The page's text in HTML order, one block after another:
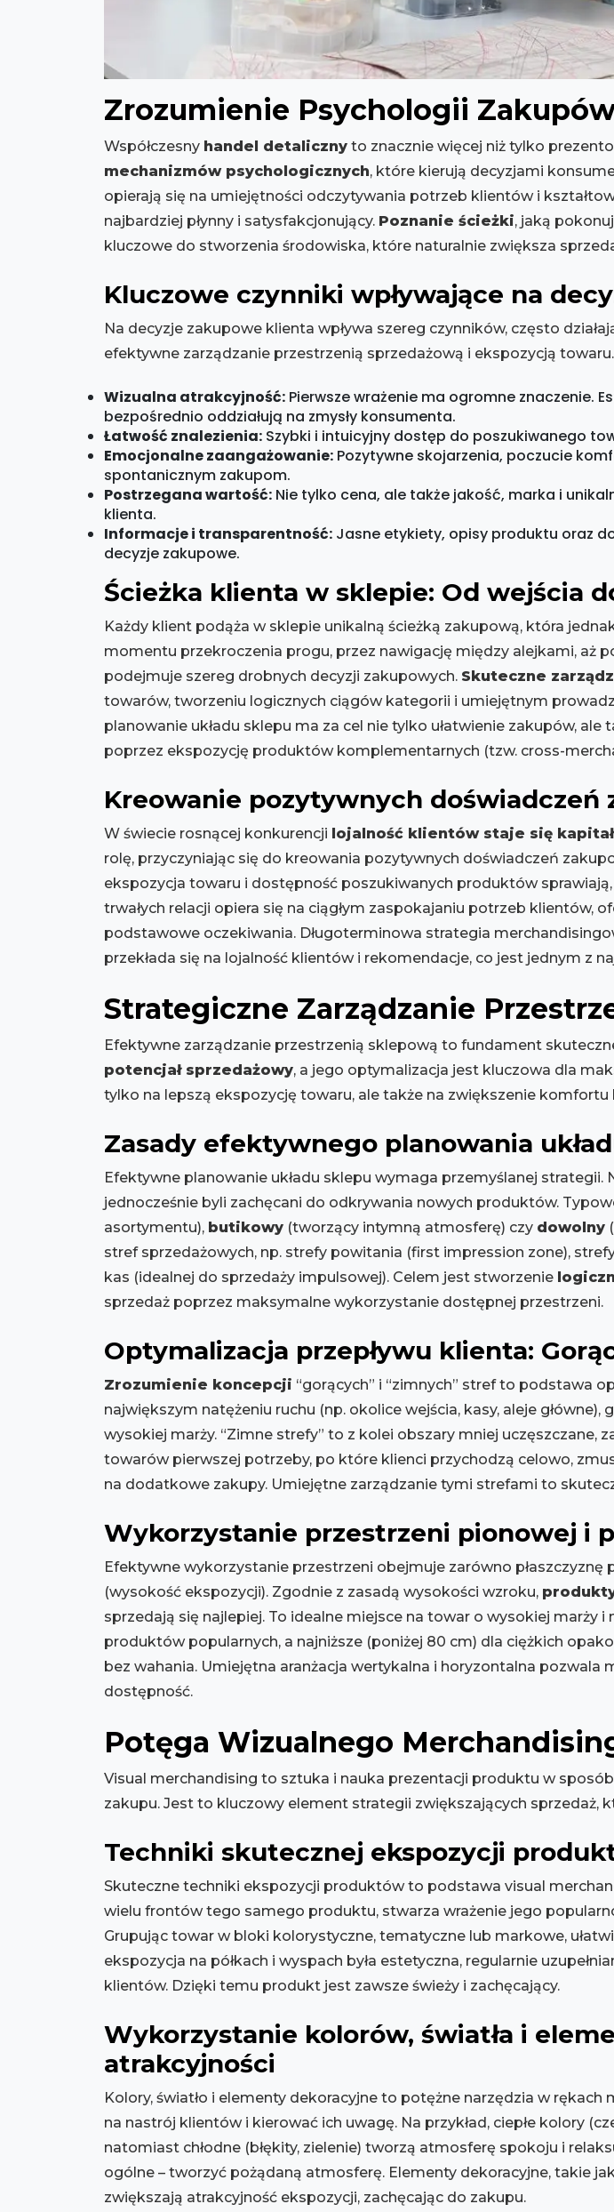
Zrozumienie Psychologii
Współczesny handel detaliczny to znacznie więcej niż tylko
mechanizmów psychologicznych, które kierują decyzjami
opierają się na umiejętności odczytywania potrzeb klientów i
najbardziej płynny i satysfakcjonujący. Poznanie ścieżki, jaką
kluczowe do stworzenia środowiska, które naturalnie zwiększa
Kluczowe czynniki wpływające na
Na decyzje zakupowe klienta wpływa szereg czynników, często
efektywne zarządzanie przestrzenią sprzedażową i ekspozycją towaru.
Wizualna atrakcyjność: Pierwsze wrażenie ma ogromne znaczenie.
bezpośrednio oddziałują na zmysły konsumenta.
Łatwość znalezienia: Szybki i intuicyjny dostęp do poszukiwanego
Emocjonalne zaangażowanie: Pozytywne skojarzenia, poczucie
spontanicznym zakupom.
Postrzegana wartość: Nie tylko cena, ale także jakość, marka i
klienta.
Informacje i transparentność: Jasne etykiety, opisy produktu oraz
decyzje zakupowe.
Ścieżka klienta w sklepie: Od wejścia
Każdy klient podąża w sklepie unikalną ścieżką zakupową, która
momentu przekroczenia progu, przez nawigację między alejkami, aż
podejmuje szereg drobnych decyzji zakupowych. Skuteczne
towarów, tworzeniu logicznych ciągów kategorii i umiejętnym
planowanie układu sklepu ma za cel nie tylko ułatwienie zakupów, ale
poprzez ekspozycję produktów komplementarnych (tzw. cross-
Kreowanie pozytywnych
W świecie rosnącej konkurencji lojalność klientów staje się
rolę, przyczyniając się do kreowania pozytywnych doświadczeń
ekspozycja towaru i dostępność poszukiwanych produktów
trwałych relacji opiera się na ciągłym zaspokajaniu potrzeb klientów,
podstawowe oczekiwania. Długoterminowa strategia
przekłada się na lojalność klientów i rekomendacje, co jest jednym z
Strategiczne Zarządzanie
Efektywne zarządzanie przestrzenią sklepową to fundament
potencjał sprzedażowy, a jego optymalizacja jest kluczowa dla
tylko na lepszą ekspozycję towaru, ale także na zwiększenie
Zasady efektywnego planowania
Efektywne planowanie układu sklepu wymaga przemyślanej
jednocześnie byli zachęcani do odkrywania nowych produktów.
asortymentu), butikowy (tworzący intymną atmosferę) czy dowolny
stref sprzedażowych, np. strefy powitania (first impression zone),
kas (idealnej do sprzedaży impulsowej). Celem jest stworzenie
sprzedaż poprzez maksymalne wykorzystanie dostępnej przestrzeni.
Optymalizacja przepływu klienta:
Zrozumienie koncepcji “gorących” i “zimnych” stref to podstawa
największym natężeniu ruchu (np. okolice wejścia, kasy, aleje
wysokiej marży. “Zimne strefy” to z kolei obszary mniej uczęszczane,
towarów pierwszej potrzeby, po które klienci przychodzą celowo,
na dodatkowe zakupy. Umiejętne zarządzanie tymi strefami to
Wykorzystanie przestrzeni pionowej i
Efektywne wykorzystanie przestrzeni obejmuje zarówno płaszczyznę
(wysokość ekspozycji). Zgodnie z zasadą wysokości wzroku,
sprzedają się najlepiej. To idealne miejsce na towar o wysokiej marży i
produktów popularnych, a najniższe (poniżej 80 cm) dla ciężkich
bez wahania. Umiejętna aranżacja wertykalna i horyzontalna
dostępność.
Potęga Wizualnego
Visual merchandising to sztuka i nauka prezentacji produktu w
zakupu. Jest to kluczowy element strategii zwiększających
Techniki skutecznej ekspozycji
Skuteczne techniki ekspozycji produktów to podstawa visual
wielu frontów tego samego produktu, stwarza wrażenie jego
Grupując towar w bloki kolorystyczne, tematyczne lub markowe,
ekspozycja na półkach i wyspach była estetyczna, regularnie
klientów. Dzięki temu produkt jest zawsze świeży i zachęcający.
Wykorzystanie kolorów, światła i
atrakcyjności
Kolory, światło i elementy dekoracyjne to potężne narzędzia w rękach
na nastrój klientów i kierować ich uwagę. Na przykład, ciepłe kolory
natomiast chłodne (błękity, zielenie) tworzą atmosferę spokoju i
ogólne – tworzyć pożądaną atmosferę. Elementy dekoracyjne, takie
zwiększają atrakcyjność ekspozycji, zachęcając do zakupu.